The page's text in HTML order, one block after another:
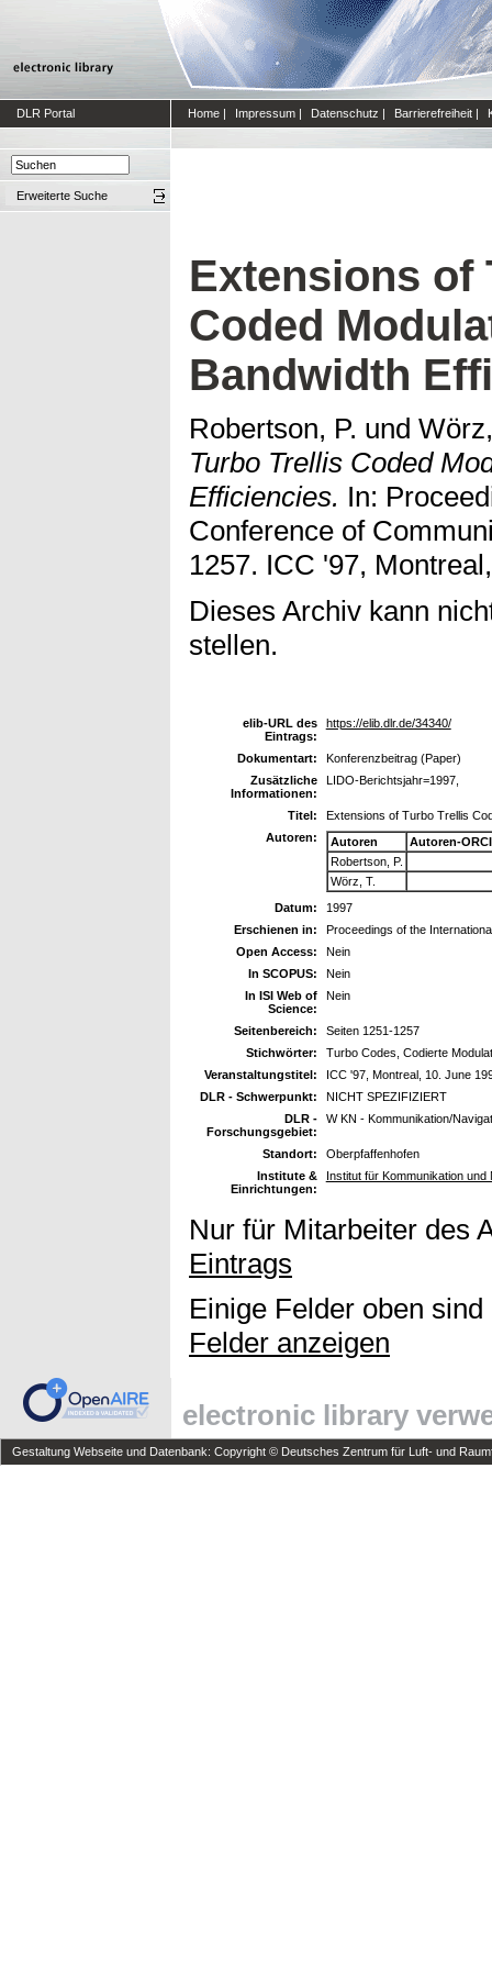
DLR Portal Home | Impressum | Datenschutz | Barrierefreiheit |
Erweiterte Suche
Extensions of
Coded
Bandwidth
Robertson, P. und
Turbo Trellis Coded
Efficiencies. In:
Conference of
1257. ICC '97,
Dieses Archiv kann
stellen.
elib-URL des
Eintrags:
https://elib.dlr.de/34340/
Dokumentart:
Konferenzbeitrag (Paper)
Zusätzliche
Informationen:
LIDO-Berichtsjahr=1997,
Titel:
Extensions of Turbo Trellis
Autoren:
Autoren
Autoren-
Robertson, P.
Wörz, T.
Datum:
1997
Erschienen in:
Proceedings of the
Open Access:
Nein
In SCOPUS:
Nein
In ISI Web of
Science:
Nein
Seitenbereich:
Seiten 1251-1257
Stichwörter:
Turbo Codes, Codierte
Veranstaltungstitel:
ICC '97, Montreal, 10. June
DLR - Schwerpunkt:
NICHT SPEZIFIZIERT
DLR -
Forschungsgebiet:
W KN - Kommunikation/
Standort:
Oberpfaffenhofen
Institute &
Einrichtungen:
Institut für Kommunikation
Nur für Mitarbeiter des
Eintrags
Einige Felder oben
Felder anzeigen
electronic library
Gestaltung Webseite und Datenbank: Copyright © Deutsches Zentrum für Luft- und